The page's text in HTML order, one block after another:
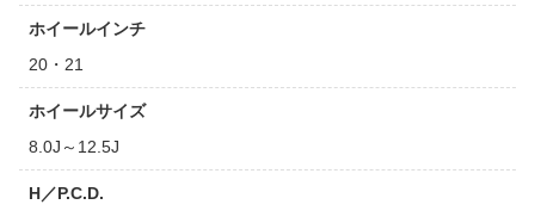
ホイールインチ
20・21
ホイールサイズ
8.0J～12.5J
H／P.C.D.